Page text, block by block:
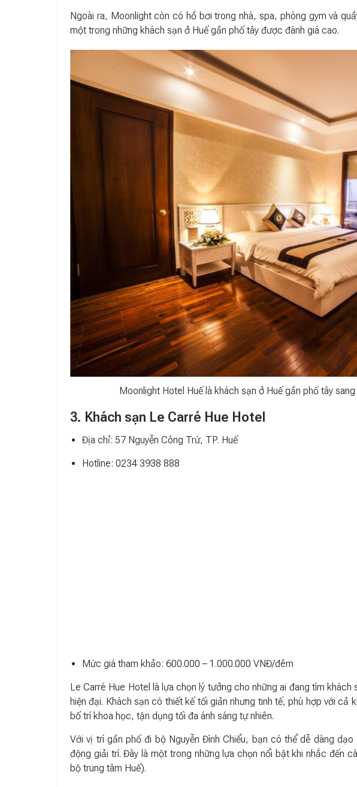
Ngoài ra, Moonlight còn có hồ bơi trong nhà, spa, phòng gym và
một trong những khách sạn ở Huế gần phố tây được đánh giá cao.
Moonlight Hotel Huế là khách sạn ở Huế gần phố tây
3. Khách sạn Le Carré Hue Hotel
Địa chỉ: 57 Nguyễn Công Trứ, TP. Huế
Hotline: 0234 3938 888
Mức giá tham khảo: 600.000 – 1.000.000 VNĐ/đêm
Le Carré Hue Hotel là lựa chọn lý tưởng cho những ai đang tìm
hiện đại. Khách sạn có thiết kế tối giản nhưng tinh tế, phù hợp với cả
bố trí khoa học, tận dụng tối đa ánh sáng tự nhiên.
Với vị trí gần phố đi bộ Nguyễn Đình Chiểu, bạn có thể dễ dàng
động giải trí. Đây là một trong những lựa chọn nổi bật khi nhắc đến
bộ trung tâm Huế).